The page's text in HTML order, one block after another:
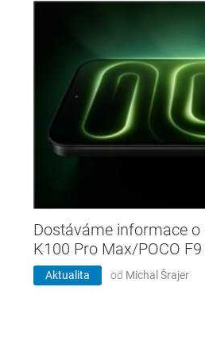
Dostáváme informace
K100 Pro Max/POCO
Aktualita od Michal Šrajer